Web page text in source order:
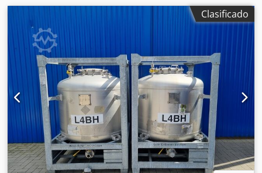
Clasificado